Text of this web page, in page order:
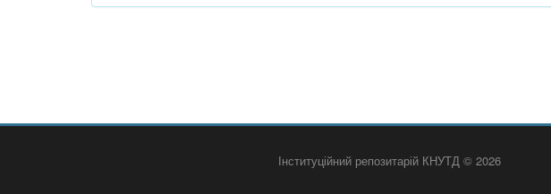
Інституційний репозитарій КНУТД © 2026